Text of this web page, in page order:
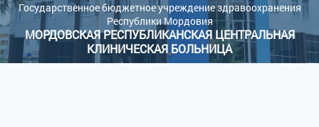
Государственное бюджетное учреждение здравоохранения
Республики Мордовия
МОРДОВСКАЯ РЕСПУБЛИКАНСКАЯ ЦЕНТРАЛЬНАЯ
КЛИНИЧЕСКАЯ БОЛЬНИЦА